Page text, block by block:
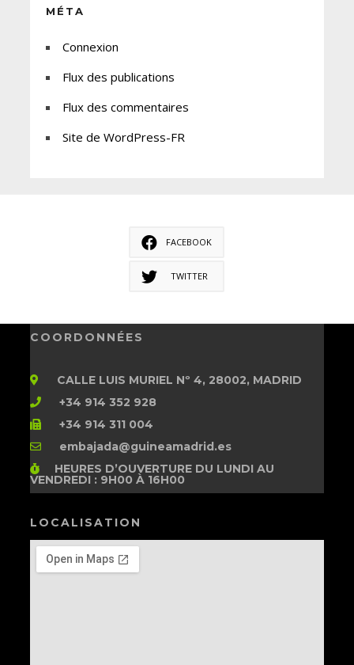
MÉTA
Connexion
Flux des publications
Flux des commentaires
Site de WordPress-FR
FACEBOOK
TWITTER
COORDONNÉES
CALLE LUIS MURIEL Nº 4, 28002, MADRID
+34 914 352 928
+34 914 311 004
embajada@guineamadrid.es
HEURES D’OUVERTUREDU LUNDI AU
VENDREDI : 9H00 À 16H00
LOCALISATION